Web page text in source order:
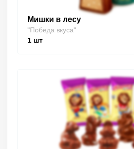
Мишки в лесу
"Победа вкуса"
1 шт